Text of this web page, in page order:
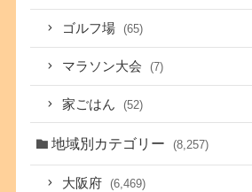
ゴルフ場 (65)
マラソン大会 (7)
家ごはん (52)
地域別カテゴリー (8,257)
大阪府 (6,469)